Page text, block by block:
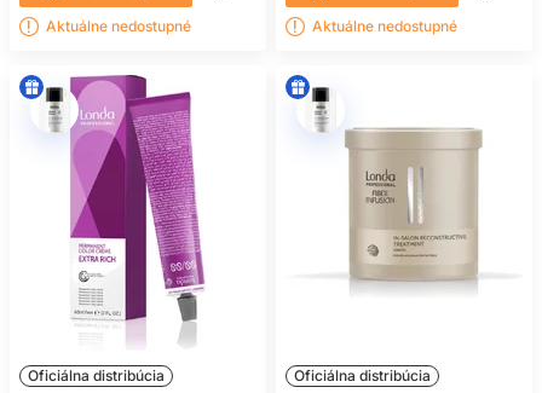
Aktuálne nedostupné Aktuálne nedostupné
Oficiálna distribúcia Oficiálna distribúcia